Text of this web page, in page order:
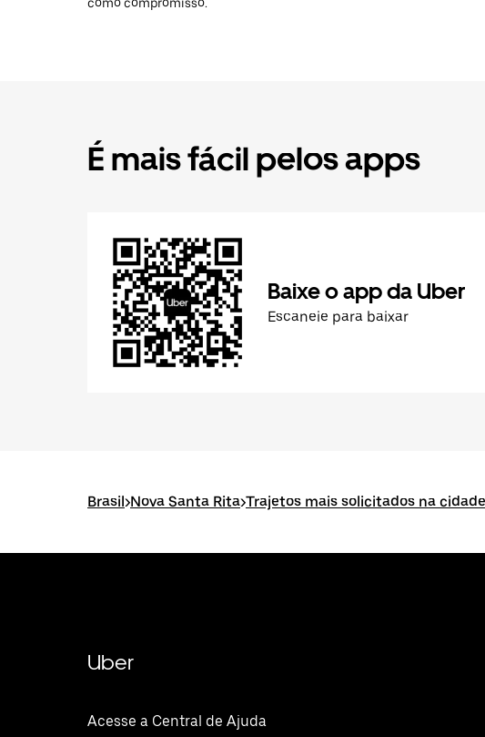
É mais fácil pelos apps
Baixe o app da Uber
Escaneie para baixar
Brasil>Nova Santa Rita>Trajetos mais solicitados na
Uber
Acesse a Central de Ajuda